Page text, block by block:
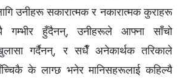
उनीहरू सकारात्मक र नकारात्मक कुराहरू
गम्भीर हुँदैनन्, उनीहरूले आफ्ना साँचो
गर्दैनन्, र सधैँ अनेकार्थक तरिकाले
के लाग्छ भनेर मानिसहरूलाई कहिल्यै